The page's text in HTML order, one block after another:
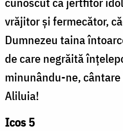
vrăjitor și fermecător,
Dumnezeu taina
de care negrăită
minunându-ne, cântare
Aliluia!
Icos 5